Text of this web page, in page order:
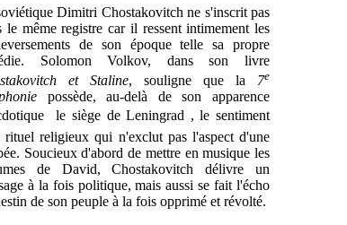
Dimitri Chostakovitch ne s'inscrit pas
le même registre car il ressent intimement les
de son époque telle sa propre
Solomon Volkov, dans son livre
et Staline, souligne que la 7e
possède, au-delà de son apparence
 le siège de Leningrad , le sentiment
rituel religieux qui n'exclut pas l'aspect d'une
Soucieux d'abord de mettre en musique les
de David, Chostakovitch délivre un
à la fois politique, mais aussi se fait l'écho
de son peuple à la fois opprimé et révolté.